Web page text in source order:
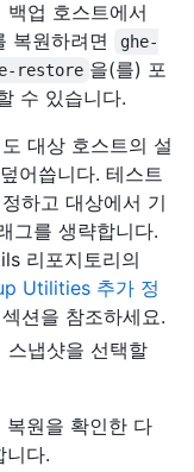
업 호스트에서
복원하려면
ghe-
restore 을(를) 포
수 있습니다.
대상 호스트의 설
어씁니다. 테스트
하고 대상에서 기
그를 생략합니다.
리포지토리의
Utilities 추가 정
션을 참조하세요.
스냅샷을 선택할
원을 확인한 다
니다.